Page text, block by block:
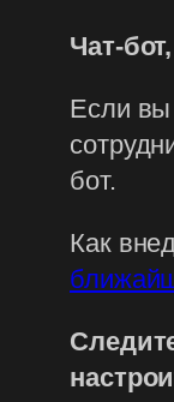
Чат-
Если вы
бот.
Как